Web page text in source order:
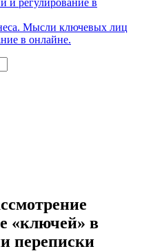
Мысли ключевых лиц
в онлайне.
«ключей» в
переписки